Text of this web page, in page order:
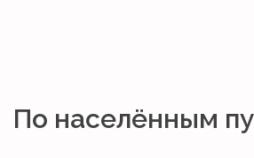
По населённым